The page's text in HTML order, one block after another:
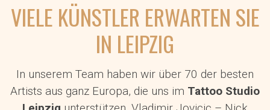
VIELE KÜNSTLER ERWARTEN SIE
IN LEIPZIG
In unserem Team haben wir über 70 der besten
Artists aus ganz Europa, die uns im Tattoo Studio